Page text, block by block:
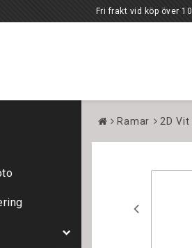
1000 kr. Öppet vardagar
Ramar 2D Vit